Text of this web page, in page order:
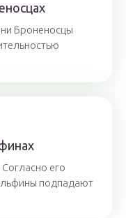
Броненосцы
его
подпадают